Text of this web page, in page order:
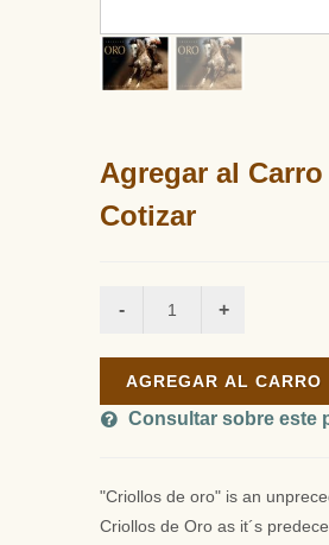
Agregar al
Cotizar
AGREGAR AL CARRO
Consultar sobre este
"Criollos de oro" is an
Criollos de Oro as it´s